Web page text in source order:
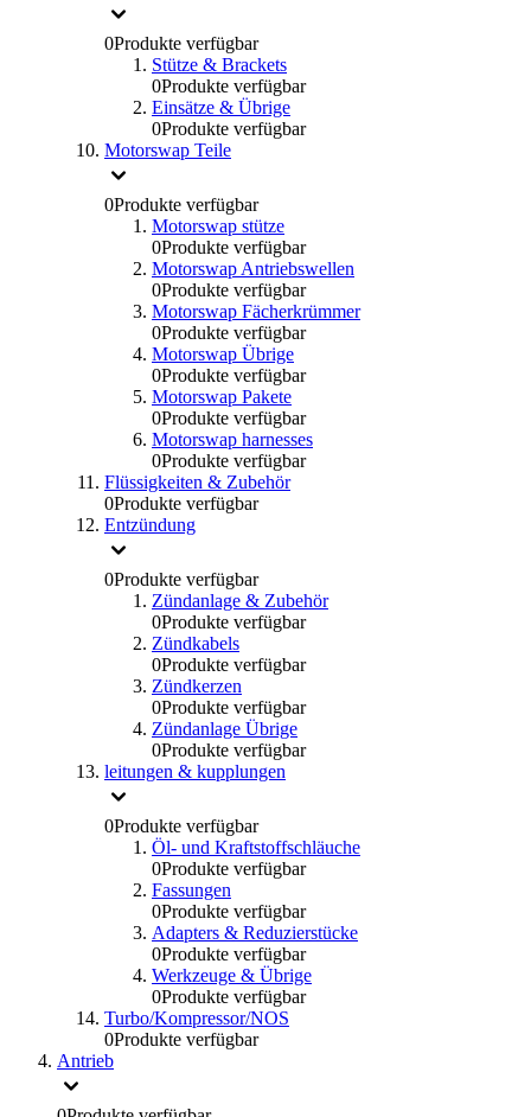
0Produkte verfügbar
Stütze & Brackets
0Produkte verfügbar
Einsätze & Übrige
0Produkte verfügbar
Motorswap Teile
0Produkte verfügbar
Motorswap stütze
0Produkte verfügbar
Motorswap Antriebswellen
0Produkte verfügbar
Motorswap Fächerkrümmer
0Produkte verfügbar
Motorswap Übrige
0Produkte verfügbar
Motorswap Pakete
0Produkte verfügbar
Motorswap harnesses
0Produkte verfügbar
Flüssigkeiten & Zubehör
0Produkte verfügbar
Entzündung
0Produkte verfügbar
Zündanlage & Zubehör
0Produkte verfügbar
Zündkabels
0Produkte verfügbar
Zündkerzen
0Produkte verfügbar
Zündanlage Übrige
0Produkte verfügbar
leitungen & kupplungen
0Produkte verfügbar
Öl- und Kraftstoffschläuche
0Produkte verfügbar
Fassungen
0Produkte verfügbar
Adapters & Reduzierstücke
0Produkte verfügbar
Werkzeuge & Übrige
0Produkte verfügbar
Turbo/Kompressor/NOS
0Produkte verfügbar
Antrieb